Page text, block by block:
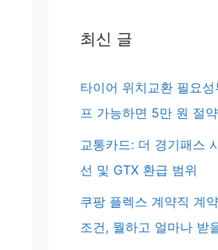
최신 글
타이어 위치교환 필요
프 가능하면 5만 원 절약
교통카드: 더 경기패스
선 및 GTX 환급 범위
쿠팡 플렉스 계약직 계
조건, 뭘하고 얼마나 받